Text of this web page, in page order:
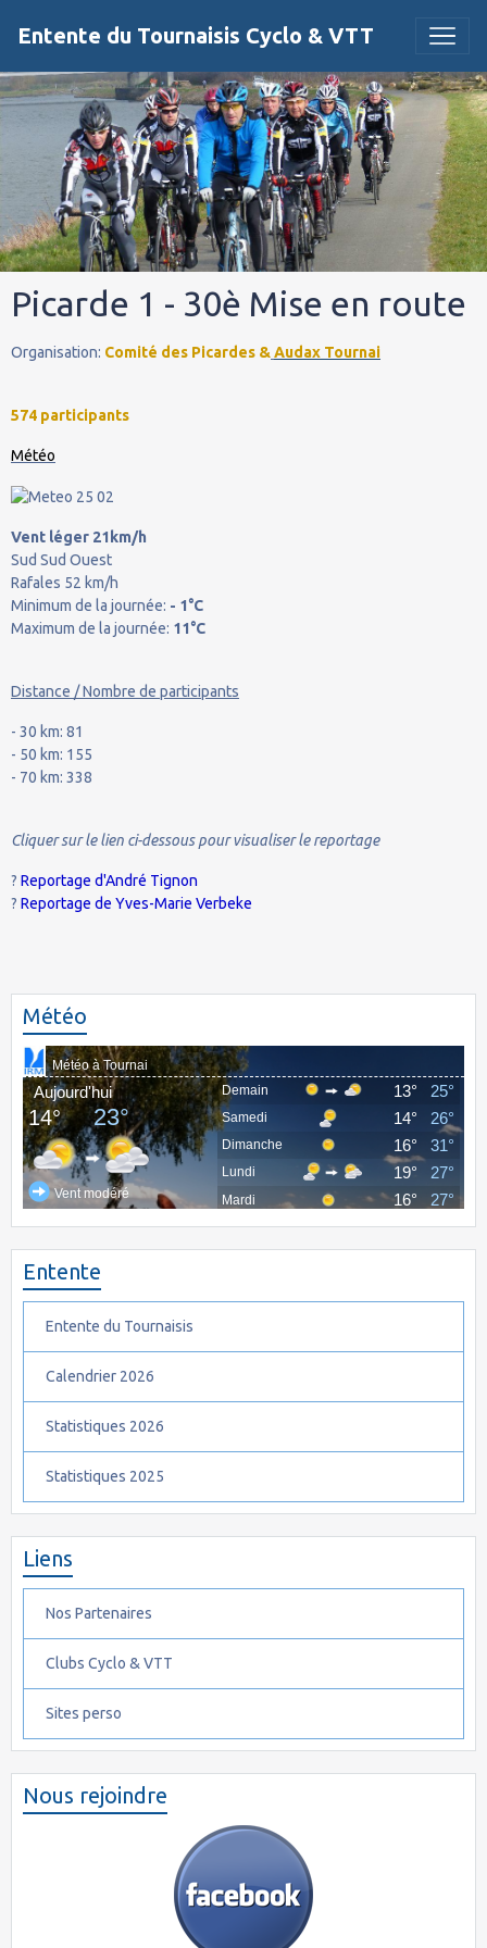
Entente du Tournaisis Cyclo & VTT
Picarde 1 - 30è Mise en route
Organisation: Comité des Picardes &Audax Tournai
574 participants
Météo
Vent léger 21km/h
Sud Sud Ouest
Rafales 52 km/h
Minimum de la journée: - 1°C
Maximum de la journée: 11°C
Distance / Nombre de participants
- 30 km: 81
- 50 km: 155
- 70 km: 338
Cliquer sur le lien ci-dessous pour visualiser le reportage
? Reportage d'André Tignon
? Reportage de Yves-Marie Verbeke
Météo
Entente
Entente du Tournaisis
Calendrier 2026
Statistiques 2026
Statistiques 2025
Liens
Nos Partenaires
Clubs Cyclo & VTT
Sites perso
Nous rejoindre